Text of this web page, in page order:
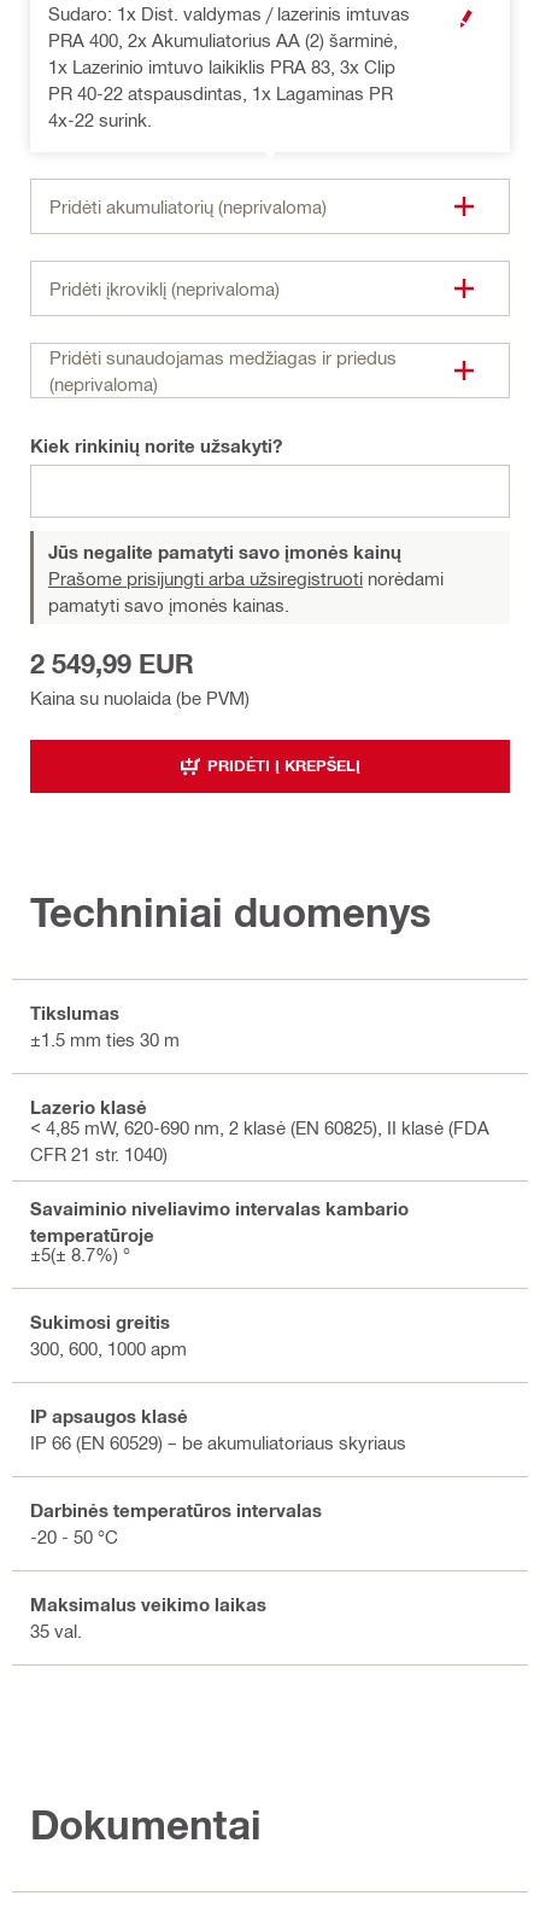
Sudaro: 1x Dist. valdymas / lazerinis imtuvas
PRA 400, 2x Akumuliatorius AA (2) šarminė,
1x Lazerinio imtuvo laikiklis PRA 83, 3x Clip
PR 40-22 atspausdintas, 1x Lagaminas PR
4x-22 surink.
ATIDARYTI
Pridėti akumuliatorių (neprivaloma)
Pridėti įkroviklį (neprivaloma)
Pridėti sunaudojamas medžiagas ir priedus
(neprivaloma)
Kiek rinkinių norite užsakyti?
Jūs negalite pamatyti savo įmonės kainų
Prašome prisijungti arba užsiregistruoti norėdami
pamatyti savo įmonės kainas.
Kaina su nuolaida (be PVM)
2 549,99 EUR
PRIDĖTI Į KREPŠELĮ
Techniniai duomenys
Tikslumas
±1.5 mm ties 30 m
Lazerio klasė
< 4,85 mW, 620-690 nm, 2 klasė (EN 60825), II klasė (FDA
CFR 21 str. 1040)
Savaiminio niveliavimo intervalas kambario
temperatūroje
±5(± 8.7%) °
Sukimosi greitis
300, 600, 1000 apm
IP apsaugos klasė
IP 66 (EN 60529) – be akumuliatoriaus skyriaus
Darbinės temperatūros intervalas
-20 - 50 °C
Maksimalus veikimo laikas
35 val.
Dokumentai